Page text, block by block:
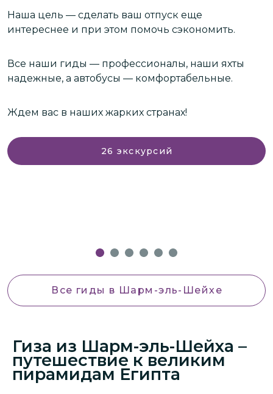
Наша цель — сделать ваш отпуск еще
интереснее и при этом помочь сэкономить.
Все наши гиды — профессионалы, наши яхты
надежные, а автобусы — комфортабельные.
Ждем вас в наших жарких странах!
26 экскурсий
Все гиды в Шарм-эль-Шейхе
Гиза из Шарм-эль-Шейха –
путешествие к великим
пирамидам Египта